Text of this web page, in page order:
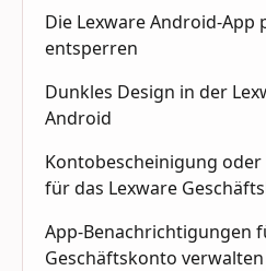
Die Lexware Android-App
entsperren
Dunkles Design in der
Android
Kontobescheinigung
für das Lexware
App-Benachrichtigungen
Geschäftskonto verwalten